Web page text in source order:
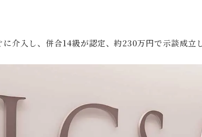
に介入し、併合14級が認定、約230万円で示談成立